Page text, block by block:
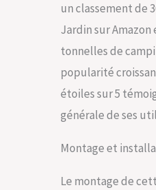
un classement de
Jardin sur
tonnelles de
popularité
étoiles sur 5
générale de ses
Montage et
Le montage de